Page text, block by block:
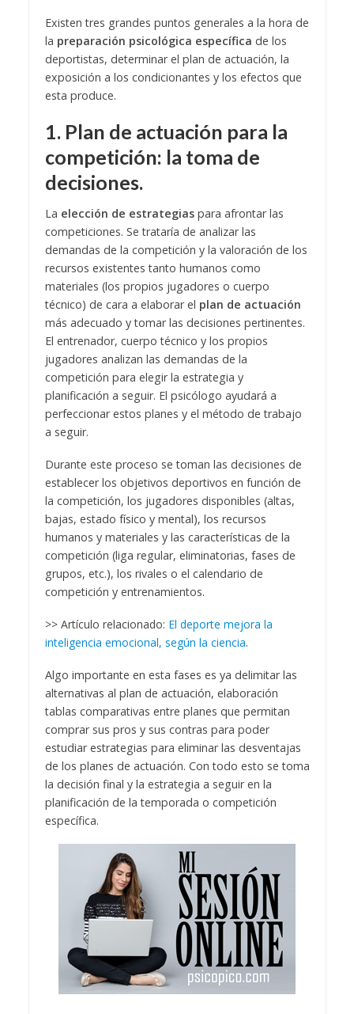
Existen tres grandes puntos generales a la hora de
la preparación psicológica específica de los
deportistas, determinar el plan de actuación, la
exposición a los condicionantes y los efectos que
esta produce.
1. Plan de actuación para la
competición: la toma de
decisiones.
La elección de estrategiaspara afrontar las
competiciones. Se trataría de analizar las
demandas de la competición y la valoración de los
recursos existentes tanto humanos como
materiales (los propios jugadores o cuerpo
técnico) de cara a elaborar el plan de actuación
más adecuado y tomar las decisiones pertinentes.
El entrenador, cuerpo técnico y los propios
jugadores analizan las demandas de la
competición para elegir la estrategia y
planificación a seguir. El psicólogo ayudará a
perfeccionar estos planes y el método de trabajo
a seguir.
Durante este proceso se toman las decisiones de
establecer los objetivos deportivos en función de
la competición, los jugadores disponibles (altas,
bajas, estado físico y mental), los recursos
humanos y materiales y las características de la
competición (liga regular, eliminatorias, fases de
grupos, etc.), los rivales o el calendario de
competición y entrenamientos.
>> Artículo relacionado: El deporte mejora la
inteligencia emocional, según la ciencia.
Algo importante en esta fases es ya delimitar las
alternativas al plan de actuación, elaboración
tablas comparativas entre planes que permitan
comprar sus pros y sus contras para poder
estudiar estrategias para eliminar las desventajas
de los planes de actuación. Con todo esto se toma
la decisión final y la estrategia a seguir en la
planificación de la temporada o competición
específica.